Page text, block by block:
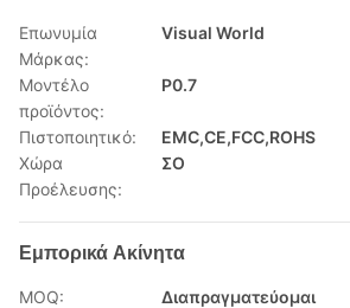
Επωνυμία
Μάρκας:
Visual World
Μοντέλο
προϊόντος:
P0.7
Πιστοποιητικό:
EMC,CE,FCC,ROHS
Χώρα
Προέλευσης:
ΣΟ
Εμπορικά Ακίνητα
MOQ:
Διαπραγματεύομαι